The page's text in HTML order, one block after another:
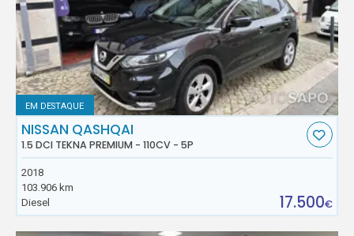
EM DESTAQUE
NISSAN QASHQAI
1.5 DCI TEKNA PREMIUM - 110CV - 5P
2018
103.906 km
Diesel
17.500€